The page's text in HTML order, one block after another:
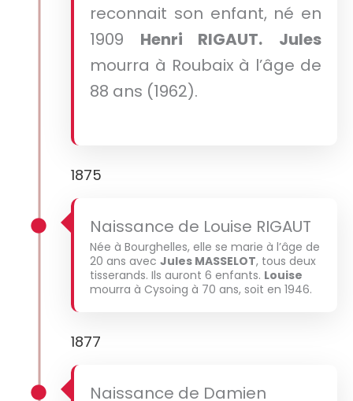
reconnait son enfant, né en
1909 Henri RIGAUT.
Jules
mourra à Roubaix à l’âge de
88 ans (1962).
1875
Naissance de Louise RIGAUT
Née à Bourghelles, elle se marie à l’âge de
20 ans avec Jules MASSELOT, tous deux
tisserands. Ils auront 6 enfants. Louise
mourra à Cysoing à 70 ans, soit en 1946.
1877
Naissance de Damien